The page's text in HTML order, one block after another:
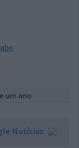
um ano
Notícias